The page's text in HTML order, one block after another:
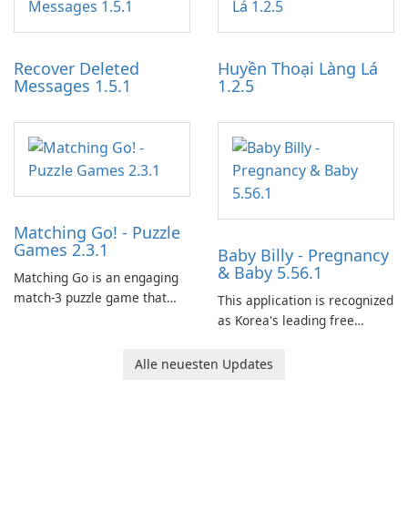
experience for Grand Theft
Auto IV.
tools for content distribution
and audience engagement.
Recover Deleted
Messages 1.5.1
Huyền Thoại Làng Lá
1.2.5
Matching Go! - Puzzle
Games 2.3.1
Matching Go is an engaging
match-3 puzzle game that
Ollie, on an adventurous
Baby Billy - Pregnancy
& Baby 5.56.1
This application is recognized
as Korea's leading free
baby tracking, offering
Alle neuesten Updates